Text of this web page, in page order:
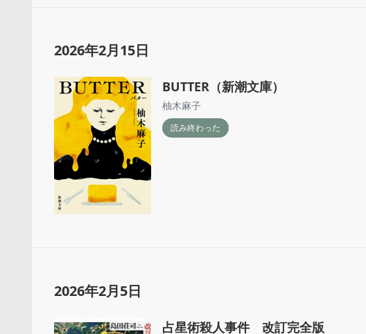
2026年2月15日
BUTTER（新潮文庫）
柚木麻子
読み終わった
2026年2月5日
占星術殺人事件 改訂完全版